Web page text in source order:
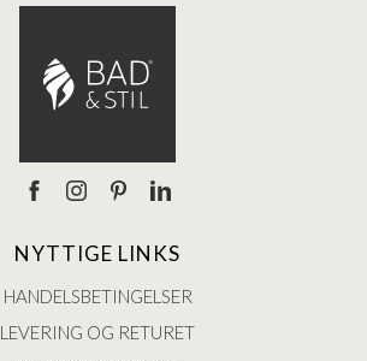
NYTTIGE LINKS
HANDELSBETINGELSER
LEVERING OG RETURET